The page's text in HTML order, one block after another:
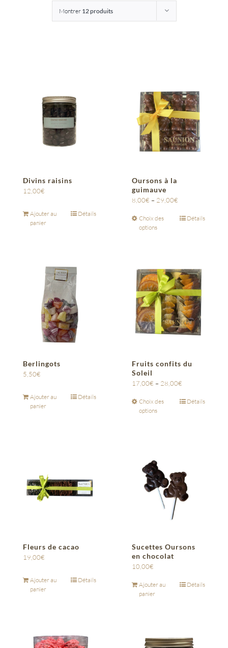
Montrer 12 produits
Divins raisins
12,00€
Ajouter au
panier
Détails
Oursons à la
guimauve
8,00€ – 29,00€
Choix des
options
Détails
Berlingots
5,50€
Ajouter au
panier
Détails
Fruits confits du
Soleil
17,00€ – 28,00€
Choix des
options
Détails
Fleurs de cacao
19,00€
Ajouter au
panier
Détails
Sucettes Oursons
en chocolat
10,00€
Ajouter au
panier
Détails